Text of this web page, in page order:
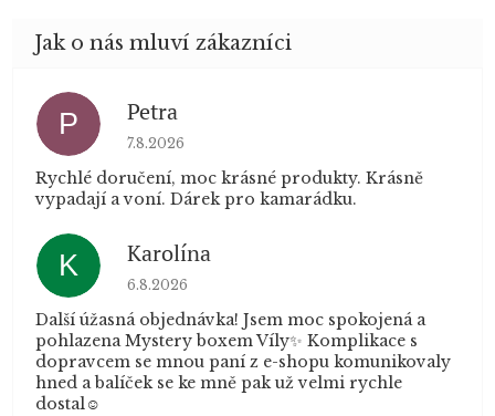
P Petra
Hodnocení obchodu je 5 z 5 hvězdiček.
7.8.2026
Rychlé doručení, moc krásné produkty. Krásně
vypadají a voní. Dárek pro kamarádku.
K Karolína
Hodnocení obchodu je 5 z 5 hvězdiček.
6.8.2026
Další úžasná objednávka! Jsem moc spokojená a
pohlazena Mystery boxem Víly✨ Komplikace s
dopravcem se mnou paní z e-shopu komunikovaly
hned a balíček se ke mně pak už velmi rychle
dostal☺️